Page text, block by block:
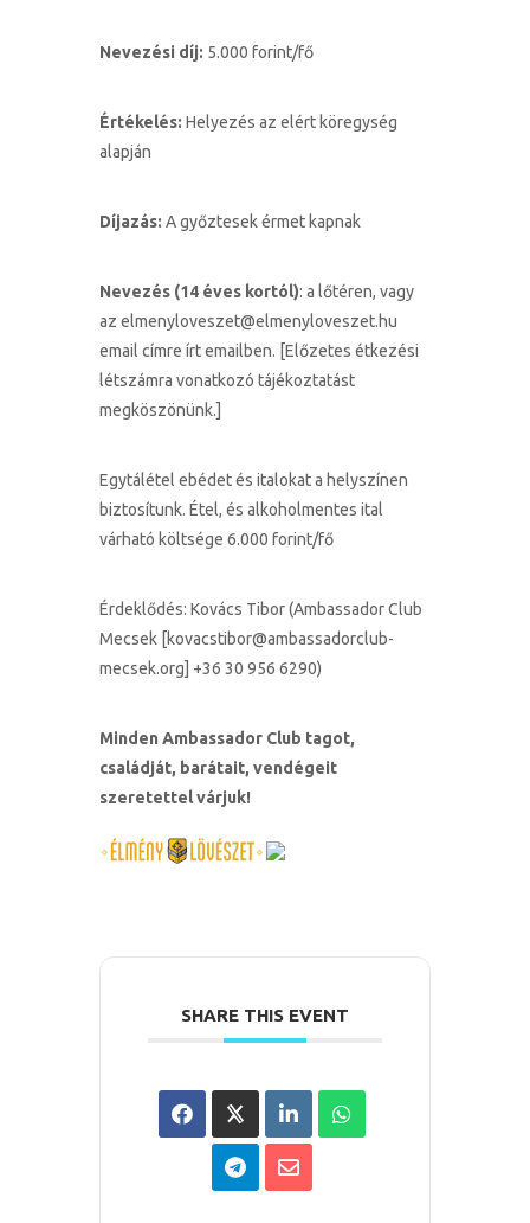
Nevezési díj: 5.000 forint/fő
Értékelés: Helyezés az elért köregység
alapján
Díjazás: A győztesek érmet kapnak
Nevezés (14 éves kortól): a lőtéren, vagy
az elmenyloveszet@elmenyloveszet.hu
email címre írt emailben. [Előzetes étkezési
létszámra vonatkozó tájékoztatást
megköszönünk.]
Egytálétel ebédet és italokat a helyszínen
biztosítunk. Étel, és alkoholmentes ital
várható költsége 6.000 forint/fő
Érdeklődés: Kovács Tibor (Ambassador Club
Mecsek [kovacstibor@ambassadorclub-
mecsek.org] +36 30 956 6290)
Minden Ambassador Club tagot,
családját, barátait, vendégeit
szeretettel várjuk!
SHARE THIS EVENT